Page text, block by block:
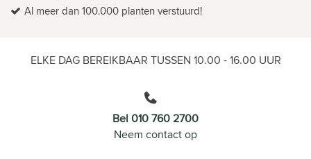
Al meer dan 100.000 planten verstuurd!
ELKE DAG BEREIKBAAR TUSSEN 10.00 - 16.00 UUR
Bel 010 760 2700
Neem contact op